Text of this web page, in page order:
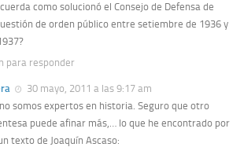
como solucionó el Consejo de Defensa de
de orden público entre setiembre de 1936 y
para responder
30 mayo, 2011 a las 9:17 am
somos expertos en historia. Seguro que otro
puede afinar más,… lo que he encontrado por
texto de Joaquín Ascaso: